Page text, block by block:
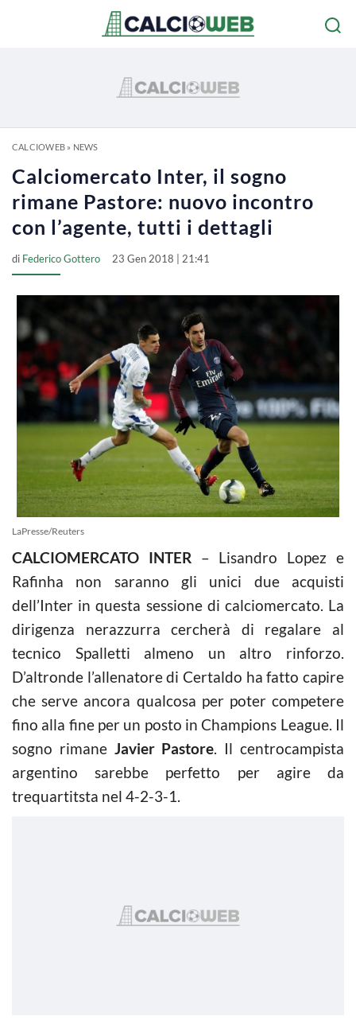
CALCIOWEB» NEWS
Calciomercato Inter, il sogno
rimane Pastore: nuovo incontro
con l’agente, tutti i dettagli
di Federico Gottero 23 Gen 2018 | 21:41
LaPresse/Reuters
CALCIOMERCATO INTER– Lisandro Lopez e
Rafinha non saranno gli unici due acquisti
dell’Inter in questa sessione di calciomercato. La
dirigenza nerazzurra cercherà di regalare al
tecnico Spalletti almeno un altro rinforzo.
D’altronde l’allenatore di Certaldo ha fatto capire
che serve ancora qualcosa per poter competere
fino alla fine per un posto in Champions League. Il
sogno rimane Javier Pastore. Il centrocampista
argentino sarebbe perfetto per agire da
trequartitsta nel 4-2-3-1.